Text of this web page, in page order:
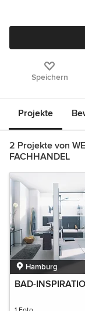
Speichern
Projekte
2 Projekte von
FACHHANDEL
Hamburg
BAD-